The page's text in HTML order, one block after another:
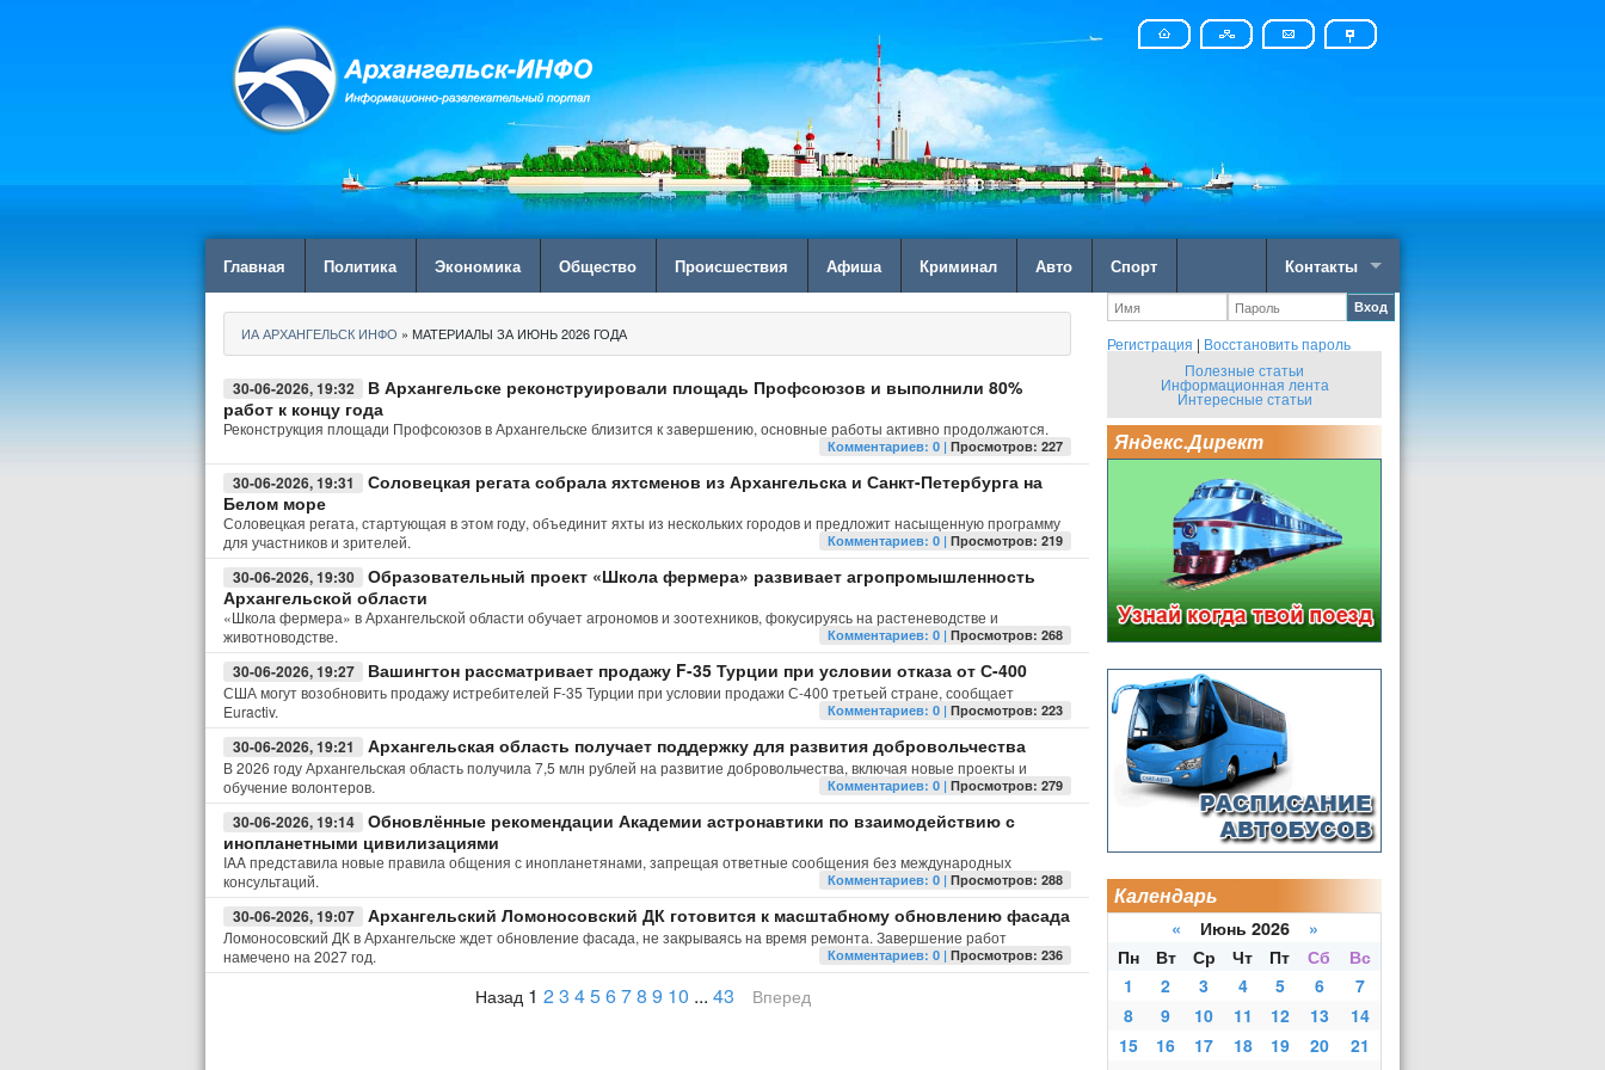
Главная Политика Экономика Общество Происшествия Афиша Криминал Авто Спорт Контакты
ИА АРХАНГЕЛЬСК ИНФО » МАТЕРИАЛЫ ЗА ИЮНЬ 2026 ГОДА
30-06-2026, 19:32
В Архангельске реконструировали площадь Профсоюзов и выполнили 80%
работ к концу года
Реконструкция площади Профсоюзов в Архангельске близится к завершению, основные работы активно продолжаются.
Комментариев: 0 |Просмотров: 227
30-06-2026, 19:31
Соловецкая регата собрала яхтсменов из Архангельска и Санкт-Петербурга на
Белом море
Соловецкая регата, стартующая в этом году, объединит яхты из нескольких городов и предложит насыщенную программу
для участников и зрителей.
Комментариев: 0 |Просмотров: 219
30-06-2026, 19:30
Образовательный проект «Школа фермера» развивает агропромышленность
Архангельской области
«Школа фермера» в Архангельской области обучает агрономов и зоотехников, фокусируясь на растеневодстве и
животноводстве.
Комментариев: 0 |Просмотров: 268
30-06-2026, 19:27 Вашингтон рассматривает продажу F-35 Турции при условии отказа от С-400
США могут возобновить продажу истребителей F-35 Турции при условии продажи С-400 третьей стране, сообщает
Euractiv.
Комментариев: 0 |Просмотров: 223
30-06-2026, 19:21 Архангельская область получает поддержку для развития добровольчества
В 2026 году Архангельская область получила 7,5 млн рублей на развитие добровольчества, включая новые проекты и
обучение волонтеров.
Комментариев: 0 |Просмотров: 279
30-06-2026, 19:14
Обновлённые рекомендации Академии астронавтики по взаимодействию с
инопланетными цивилизациями
IAA представила новые правила общения с инопланетянами, запрещая ответные сообщения без международных
консультаций.
Комментариев: 0 |Просмотров: 288
30-06-2026, 19:07 Архангельский Ломоносовский ДК готовится к масштабному обновлению фасада
Ломоносовский ДК в Архангельске ждет обновление фасада, не закрываясь на время ремонта. Завершение работ
намечено на 2027 год.
Комментариев: 0 |Просмотров: 236
Назад 1 23 45678 9 10 ... 43 Вперед
Вход
Регистрация | Восстановить пароль
Полезные статьи
Информационная лента
Интересные статьи
Яндекс.Директ
Календарь
« Июнь 2026 »
Пн
Вт Ср Чт Пт Сб
Вс
1
2 3 4 5 6
7
8
9 10 11 12 13
14
15
16 17 18 19 20
21